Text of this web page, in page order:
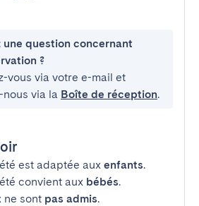
une question concernant
?
vous via votre e-mail et
via la Boîte de réception.
est adaptée aux enfants.
convient aux bébés.
ne sont pas admis.